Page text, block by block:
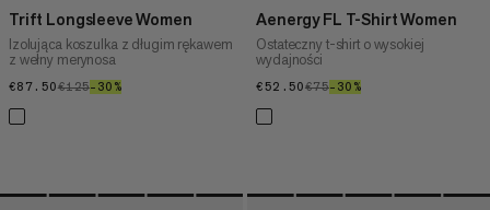
Trift Longsleeve Women
Izolująca koszulka z długim rękawem
z wełny merynosa
€87.50€87.50
€125€125
–30%
Aenergy FL T-Shirt Women
Ostateczny t-shirt o wysokiej
wydajności
€52.50€52.50
€75€75
–30%30%